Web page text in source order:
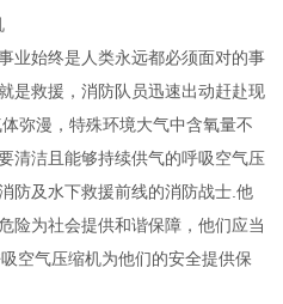
业始终是人类永远都必须面对的事
是救援，消防队员迅速出动赶赴现
弥漫，特殊环境大气中含氧量不
清洁且能够持续供气的呼吸空气压
防及水下救援前线的消防战士.他
险为社会提供和谐保障，他们应当
空气压缩机为他们的安全提供保